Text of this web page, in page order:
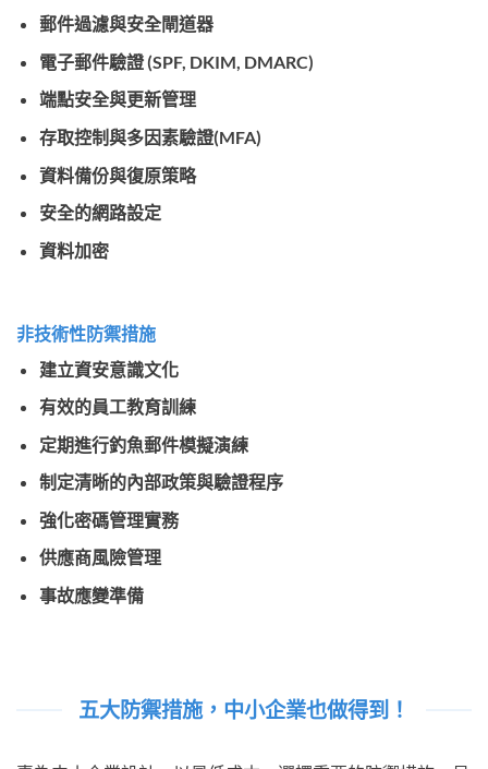
郵件過濾與安全閘道器
電子郵件驗證 (SPF, DKIM, DMARC)
端點安全與更新管理
存取控制與多因素驗證(MFA)
資料備份與復原策略
安全的網路設定
資料加密
非技術性防禦措施
建立資安意識文化
有效的員工教育訓練
定期進行釣魚郵件模擬演練
制定清晰的內部政策與驗證程序
強化密碼管理實務
供應商風險管理
事故應變準備
五大防禦措施，中小企業也做得到！